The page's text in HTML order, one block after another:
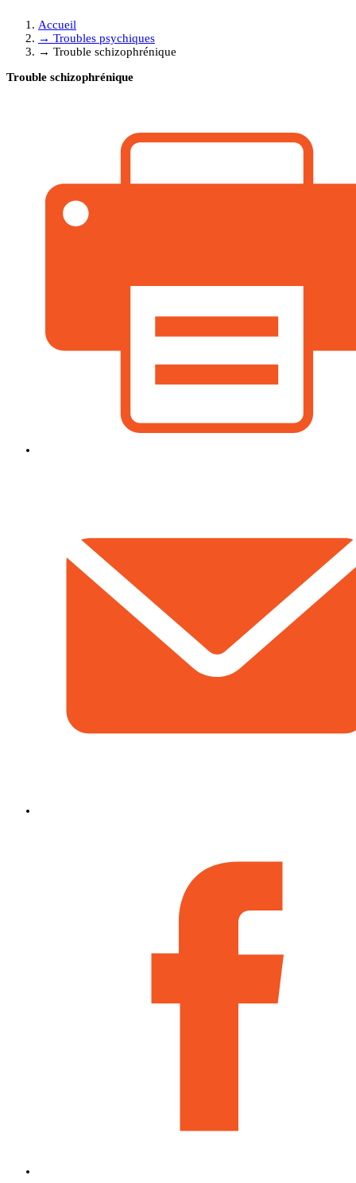
Accueil
→ Troubles psychiques
→ Trouble schizophrénique
Trouble schizophrénique